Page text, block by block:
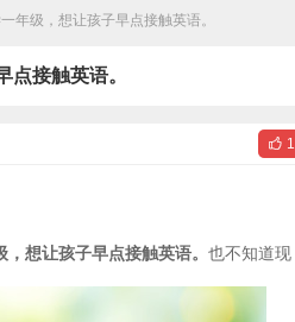
年级，想让孩子早点接触英语。
接触英语。
 1
想让孩子早点接触英语。 也不知道现